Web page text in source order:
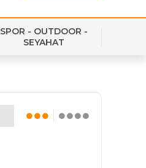
SPOR - OUTDOOR -
SEYAHAT